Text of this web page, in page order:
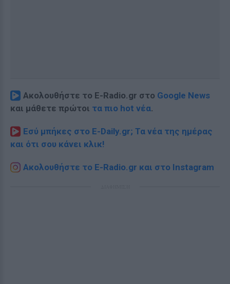
Ακολουθήστε το E-Radio.gr στο Google News
και μάθετε πρώτοι τα πιο hot νέα.
Εσύ μπήκες στο E-Daily.gr; Τα νέα της ημέρας
και ότι σου κάνει κλικ!
Ακολουθήστε το E-Radio.gr και στο Instagram